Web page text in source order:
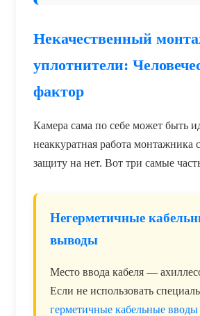
Некачественный
уплотнители:
фактор
Камера сама по себе может быть
неаккуратная работа монтажника
защиту на нет. Вот три самые
Негерметичные
выводы
Место ввода кабеля —
Если не использовать
герметичные кабельные вводы